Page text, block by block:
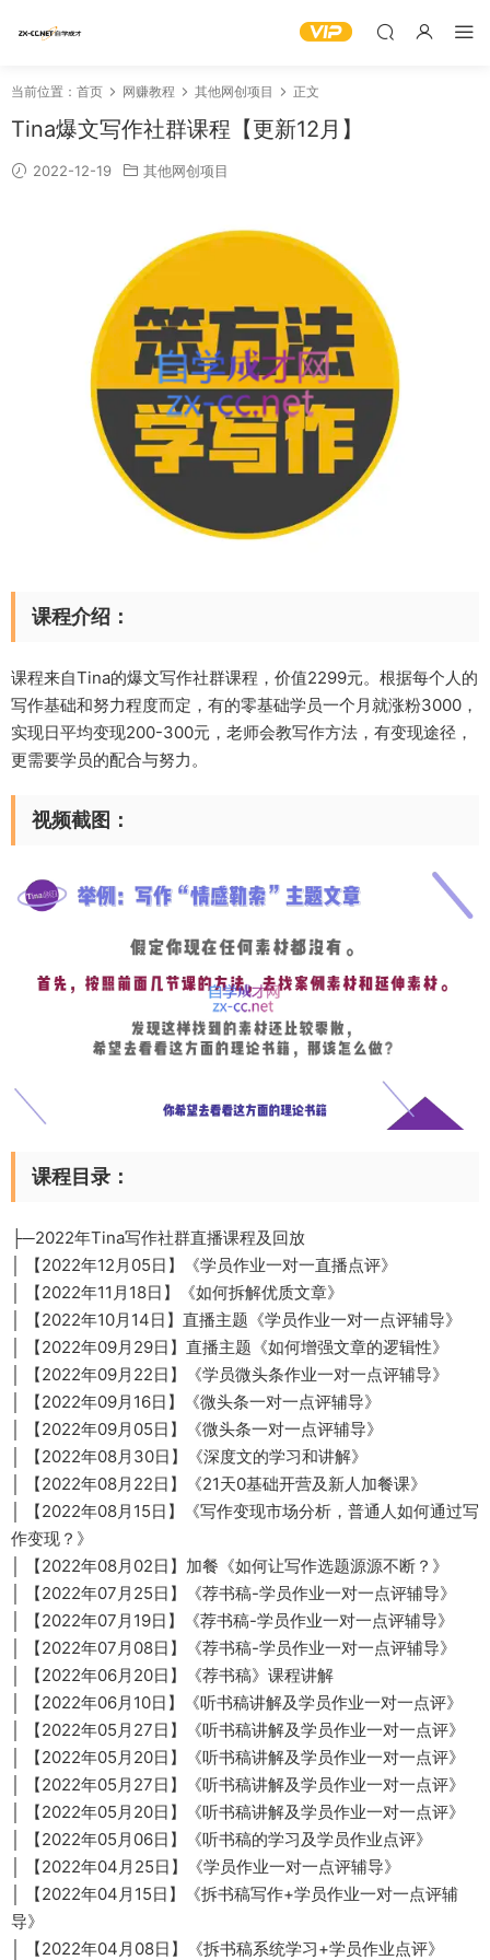
当前位置： 首页 网赚教程 其他网创项目 正文
Tina爆文写作社群课程【更新12月】
2022-12-19 其他网创项目
课程介绍：
课程来自Tina的爆文写作社群课程，价值2299元。根据每个人的
写作基础和努力程度而定，有的零基础学员一个月就涨粉3000，
实现日平均变现200-300元，老师会教写作方法，有变现途径，
更需要学员的配合与努力。
视频截图：
课程目录：
├─2022年Tina写作社群直播课程及回放
│ 【2022年12月05日】《学员作业一对一直播点评》
│ 【2022年11月18日】《如何拆解优质文章》
│ 【2022年10月14日】直播主题《学员作业一对一点评辅导》
│ 【2022年09月29日】直播主题《如何增强文章的逻辑性》
│ 【2022年09月22日】《学员微头条作业一对一点评辅导》
│ 【2022年09月16日】《微头条一对一点评辅导》
│ 【2022年09月05日】《微头条一对一点评辅导》
│ 【2022年08月30日】《深度文的学习和讲解》
│ 【2022年08月22日】《21天0基础开营及新人加餐课》
│ 【2022年08月15日】《写作变现市场分析，普通人如何通过写
作变现？》
│ 【2022年08月02日】加餐《如何让写作选题源源不断？》
│ 【2022年07月25日】《荐书稿-学员作业一对一点评辅导》
│ 【2022年07月19日】《荐书稿-学员作业一对一点评辅导》
│ 【2022年07月08日】《荐书稿-学员作业一对一点评辅导》
│ 【2022年06月20日】《荐书稿》课程讲解
│ 【2022年06月10日】《听书稿讲解及学员作业一对一点评》
│ 【2022年05月27日】《听书稿讲解及学员作业一对一点评》
│ 【2022年05月20日】《听书稿讲解及学员作业一对一点评》
│ 【2022年05月27日】《听书稿讲解及学员作业一对一点评》
│ 【2022年05月20日】《听书稿讲解及学员作业一对一点评》
│ 【2022年05月06日】《听书稿的学习及学员作业点评》
│ 【2022年04月25日】《学员作业一对一点评辅导》
│ 【2022年04月15日】《拆书稿写作+学员作业一对一点评辅
导》
│ 【2022年04月08日】《拆书稿系统学习+学员作业点评》